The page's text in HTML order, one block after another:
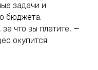
задачи и
бюджета.
что вы платите, —
окупится.